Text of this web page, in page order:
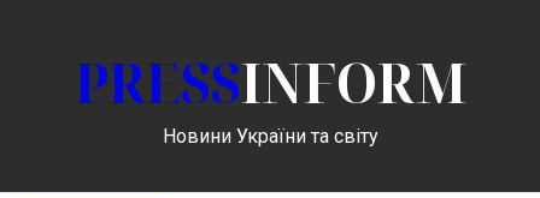
PRESSINFORM
Новини України та світу